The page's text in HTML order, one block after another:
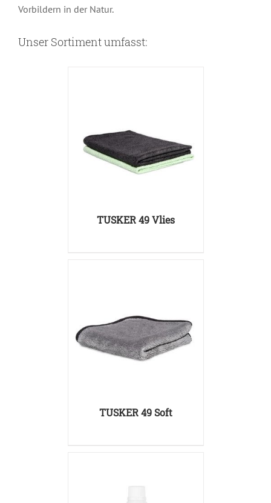
Vorbildern in der Natur.
Unser Sortiment umfasst:
TUSKER 49 Vlies
TUSKER 49 Soft